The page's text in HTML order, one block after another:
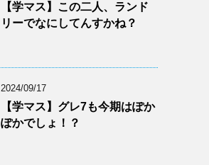
【学マス】この二人、ランド
リーでなにしてんすかね？
2024/09/17
【学マス】グレ7も今期はぽか
ぽかでしょ！？